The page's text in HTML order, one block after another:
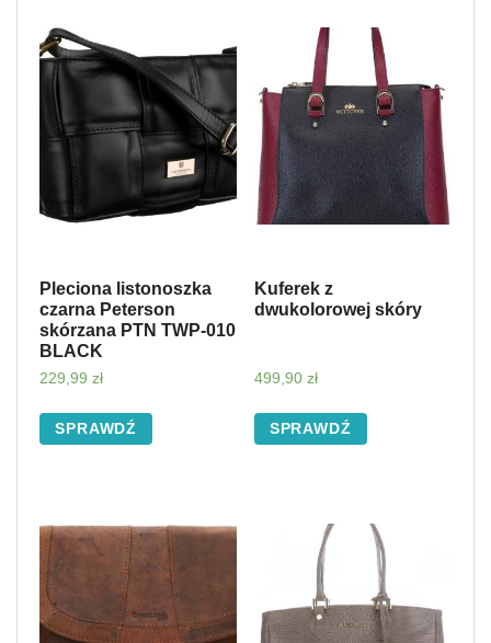
Pleciona listonoszka
czarna Peterson
skórzana PTN TWP-010
BLACK
229,99 zł
SPRAWDŹ
Kuferek z
dwukolorowej skóry
499,90 zł
SPRAWDŹ